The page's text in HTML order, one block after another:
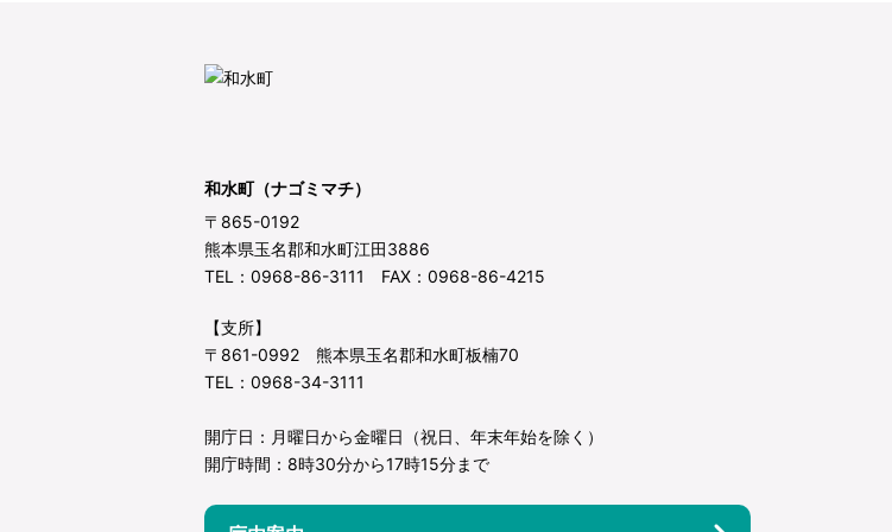
和水町（ナゴミマチ）
〒865-0192
熊本県玉名郡和水町江田3886
TEL：0968-86-3111 FAX：0968-86-4215
【支所】
〒861-0992 熊本県玉名郡和水町板楠70
TEL：0968-34-3111
開庁日：月曜日から金曜日（祝日、年末年始を除く）
開庁時間：8時30分から17時15分まで